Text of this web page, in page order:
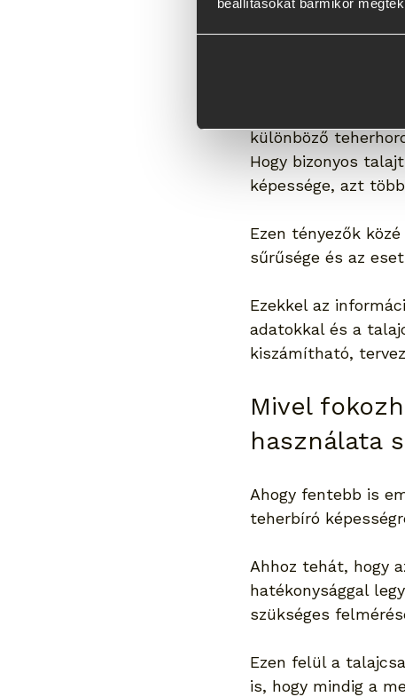
beállításokat bármikor
felmérés abba is
építkezésen,
Fontos szem előtt
különböző
Hogy bizonyos
képessége, azt
Ezen tényezők
sűrűsége és az
Ezekkel az
adatokkal és a
kiszámítható,
Mivel
használata
Ahogy fentebb is
teherbíró
Ahhoz tehát, hogy
hatékonysággal
szükséges
Ezen felül a
is, hogy mindig a